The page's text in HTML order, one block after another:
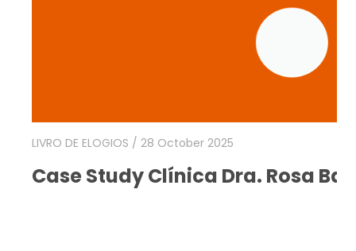
LIVRO DE ELOGIOS / 28 October 2025
Case Study Clínica Dra. Rosa